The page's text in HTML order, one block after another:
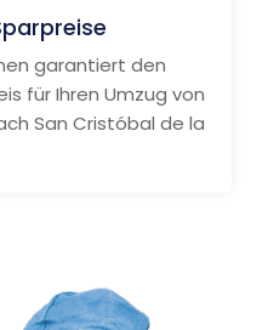
garantiert den
für Ihren Umzug von
San Cristóbal de la